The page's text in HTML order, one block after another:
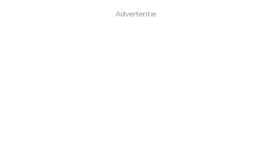
Advertentie